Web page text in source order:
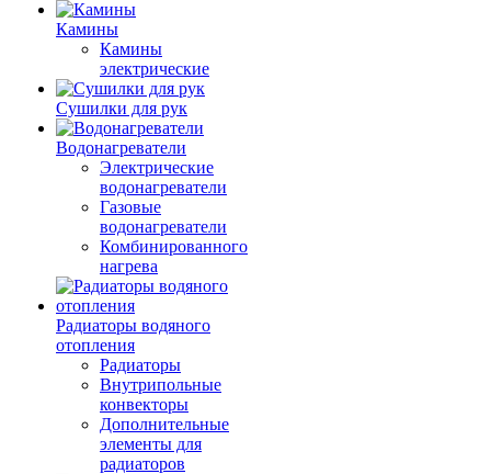
Камины
Камины
электрические
Сушилки для рук
Водонагреватели
Электрические
водонагреватели
Газовые
водонагреватели
Комбинированного
нагрева
Радиаторы водяного
отопления
Радиаторы
Внутрипольные
конвекторы
Дополнительные
элементы для
радиаторов